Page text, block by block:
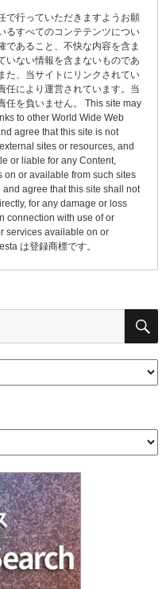
で行っていただきますようお願
るすべてのコンテテンツについ
であること、不快な内容を含ま
いない情報を含まないものであ
た、当サイトにリンクされてい
任により運営されています。当
任を負いません。 This site may
to other World Wide Web
agree that this site is not
sites or resources, and
or liable for any Content,
on or available from such sites
agree that this site shall not
for any damage or loss
connection with use of or
services available on or
は登録商標です。